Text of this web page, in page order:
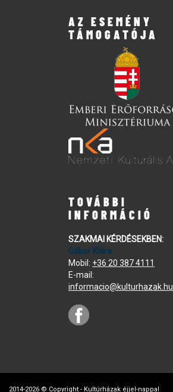
AZ ESEMÉNY
TÁMOGATÓJA
TOVÁBBI
INFORMÁCIÓ
SZAKMAI KÉRDÉSEKBEN:
Gábor Klára
Mobil: +36 20 387 4111
E-mail:
informacio@kulturhazak.hu
2014-2026 © Copyright - Kultúrházak éjjel-nappal